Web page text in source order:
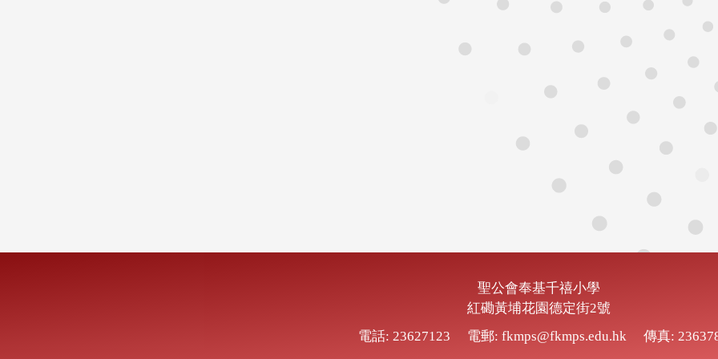
聖公會奉基千禧小學
紅磡黃埔花園德定街2號
電話: 23627123
電郵: fkmps@fkmps.edu.hk 傳真: